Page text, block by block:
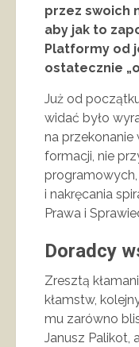
przez swoich
aby jak to
Platformy od
ostatecznie
Już od
widać było
na przekonanie
formacji, nie
i nakręcania
Prawa i
Doradcy
Zresztą
kłamstw,
mu zarówno
Janusz Palikot,